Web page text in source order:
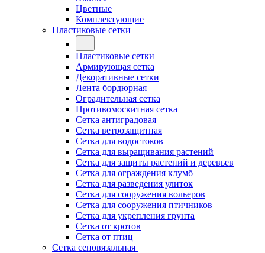
Цветные
Комплектующие
Пластиковые сетки
Пластиковые сетки
Армирующая сетка
Декоративные сетки
Лента бордюрная
Оградительная сетка
Противомоскитная сетка
Сетка антиградовая
Сетка ветрозащитная
Сетка для водостоков
Сетка для выращивания растений
Сетка для защиты растений и деревьев
Сетка для ограждения клумб
Сетка для разведения улиток
Сетка для сооружения вольеров
Сетка для сооружения птичников
Сетка для укрепления грунта
Сетка от кротов
Сетка от птиц
Сетка сеновязальная